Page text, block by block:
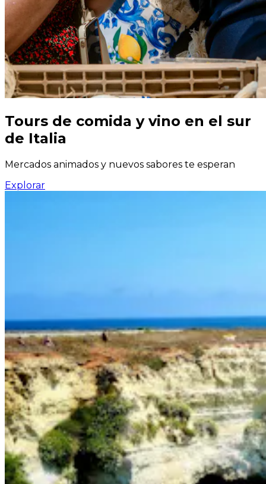
Tours de comida y vino en el sur
de Italia
Mercados animados y nuevos sabores te esperan
Explorar